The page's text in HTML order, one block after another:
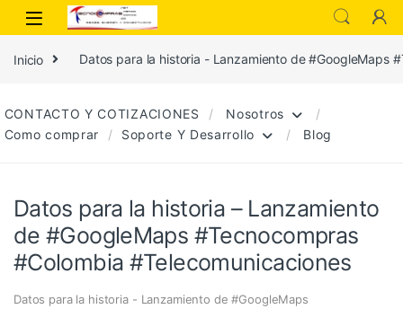
Inicio Datos para la historia - Lanzamiento de #GoogleMaps
CONTACTO Y COTIZACIONES
Nosotros
Como comprar
Soporte Y Desarrollo Blog
Datos para la historia – Lanzamiento
de #GoogleMaps #Tecnocompras
#Colombia #Telecomunicaciones
Datos para la historia - Lanzamiento de #GoogleMaps